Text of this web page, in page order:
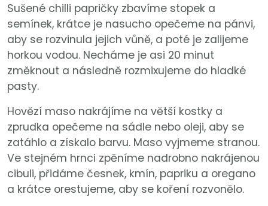
Sušené chilli papričky zbavíme stopek a
semínek, krátce je nasucho opečeme na pánvi,
aby se rozvinula jejich vůně, a poté je zalijeme
horkou vodou. Necháme je asi 20 minut
změknout a následně rozmixujeme do hladké
pasty.
Hovězí maso nakrájíme na větší kostky a
zprudka opečeme na sádle nebo oleji, aby se
zatáhlo a získalo barvu. Maso vyjmeme stranou.
Ve stejném hrnci zpěníme nadrobno nakrájenou
cibuli, přidáme česnek, kmín, papriku a oregano
a krátce orestujeme, aby se koření rozvonělo.